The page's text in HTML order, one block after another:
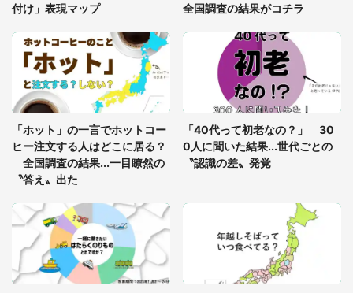
「○○がない街に住んでいます」住人の呟きに30万
人驚がく 何が存在しないか、あなたはわかる？
「修学旅行に途中参加する娘を送って行ったら、真
っ暗な道で遭難状態。なんとか見つけた民家に助け
を求めると、住人の男性が...」
付け」表現マップ
全国調査の結果がコチラ
「ホット」の一言でホットコー
ヒー注文する人はどこに居る？
全国調査の結果...一目瞭然の
〝答え〟出た
「40代って初老なの？」 30
0人に聞いた結果...世代ごとの
〝認識の差〟発覚